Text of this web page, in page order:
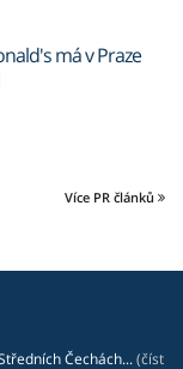
má v Praze
Více PR článků
Čechách... (číst